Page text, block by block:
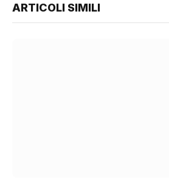
ARTICOLI SIMILI